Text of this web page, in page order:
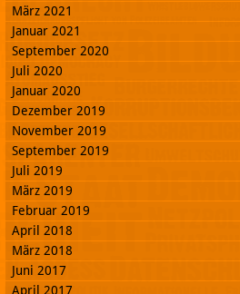
März 2021
Januar 2021
September 2020
Juli 2020
Januar 2020
Dezember 2019
November 2019
September 2019
Juli 2019
März 2019
Februar 2019
April 2018
März 2018
Juni 2017
April 2017